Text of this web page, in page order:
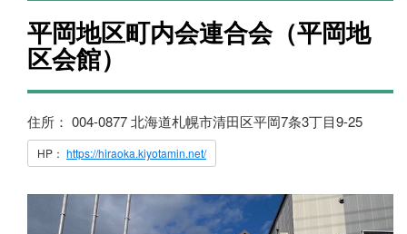
平岡地区町内会連合会（平岡地
区会館）
住所： 004-0877 北海道札幌市清田区平岡7条3丁目9-25
HP： https://hiraoka.kiyotamin.net/